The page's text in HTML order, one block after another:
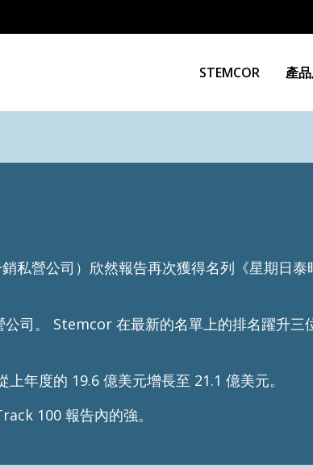
STEMCOR 產
營公司）欣然報告再次獲得名列《星期日泰
司。 Stemcor 在最新的名單上的排名躍升三
年度的 19.6 億美元增長至 21.1 億美元。
100 報告內的強。